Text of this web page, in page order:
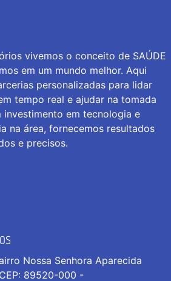
vivemos o conceito de SAÚDE
em um mundo melhor. Aqui
personalizadas para lidar
tempo real e ajudar na tomada
investimento em tecnologia e
na área, fornecemos resultados
e precisos.
Nossa Senhora Aparecida
89520-000 -